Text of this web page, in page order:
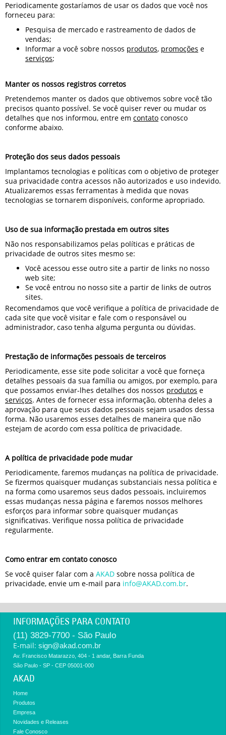
Periodicamente gostaríamos de usar os dados que você nos
forneceu para:
Pesquisa de mercado e rastreamento de dados de
vendas;
Informar a você sobre nossos produtos, promoções e
serviços;
Manter os nossos registros corretos
Pretendemos manter os dados que obtivemos sobre você tão
precisos quanto possível. Se você quiser rever ou mudar os
detalhes que nos informou, entre em contato conosco
conforme abaixo.
Proteção dos seus dados pessoais
Implantamos tecnologias e políticas com o objetivo de proteger
sua privacidade contra acessos não autorizados e uso indevido.
Atualizaremos essas ferramentas à medida que novas
tecnologias se tornarem disponíveis, conforme apropriado.
Uso de sua informação prestada em outros sites
Não nos responsabilizamos pelas políticas e práticas de
privacidade de outros sites mesmo se:
Você acessou esse outro site a partir de links no nosso
web site;
Se você entrou no nosso site a partir de links de outros
sites.
Recomendamos que você verifique a política de privacidade de
cada site que você visitar e fale com o responsável ou
administrador, caso tenha alguma pergunta ou dúvidas.
Prestação de informações pessoais de terceiros
Periodicamente, esse site pode solicitar a você que forneça
detalhes pessoais da sua família ou amigos, por exemplo, para
que possamos enviar-lhes detalhes dos nossos produtos e
serviços. Antes de fornecer essa informação, obtenha deles a
aprovação para que seus dados pessoais sejam usados dessa
forma. Não usaremos esses detalhes de maneira que não
estejam de acordo com essa política de privacidade.
A política de privacidade pode mudar
Periodicamente, faremos mudanças na política de privacidade.
Se fizermos quaisquer mudanças substanciais nessa política e
na forma como usaremos seus dados pessoais, incluiremos
essas mudanças nessa página e faremos nossos melhores
esforços para informar sobre quaisquer mudanças
significativas. Verifique nossa política de privacidade
regularmente.
Como entrar em contato conosco
Se você quiser falar com a AKAD sobre nossa política de
privacidade, envie um e-mail para info@AKAD.com.br.
INFORMAÇÕES PARA CONTATO
(11) 3829-7700 - São Paulo
E-mail: sign@akad.com.br
Av. Francisco Matarazzo, 404 - 1 andar, Barra Funda
São Paulo - SP - CEP 05001-000
AKAD
Home
Produtos
Empresa
Novidades e Releases
Fale Conosco